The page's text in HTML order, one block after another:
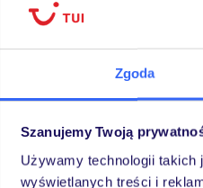
Zgoda
Szanujemy Twoją
Używamy technologii
wyświetlanych treści i